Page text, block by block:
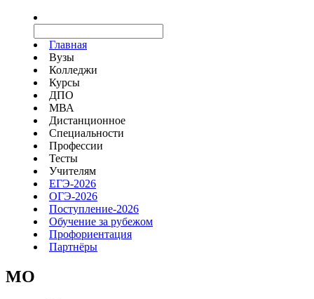
Главная
Вузы
Колледжи
Курсы
ДПО
МВА
Дистанционное
Специальности
Профессии
Тесты
Учителям
ЕГЭ-2026
ОГЭ-2026
Поступление-2026
Обучение за рубежом
Профориентация
Партнёры
MO